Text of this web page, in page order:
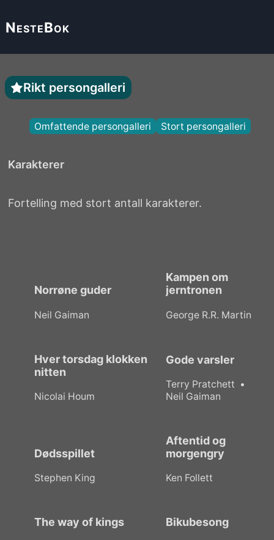
NesteBok
Rikt persongalleri
Omfattende persongalleri Stort persongalleri
Karakterer
Fortelling med stort antall karakterer.
Norrøne guder
Neil Gaiman
Kampen om
jerntronen
George R.R. Martin
Hver torsdag klokken
nitten
Nicolai Houm
Gode varsler
Terry Pratchett
Neil Gaiman
Dødsspillet
Stephen King
Aftentid og
morgengry
Ken Follett
The way of kings Bikubesong